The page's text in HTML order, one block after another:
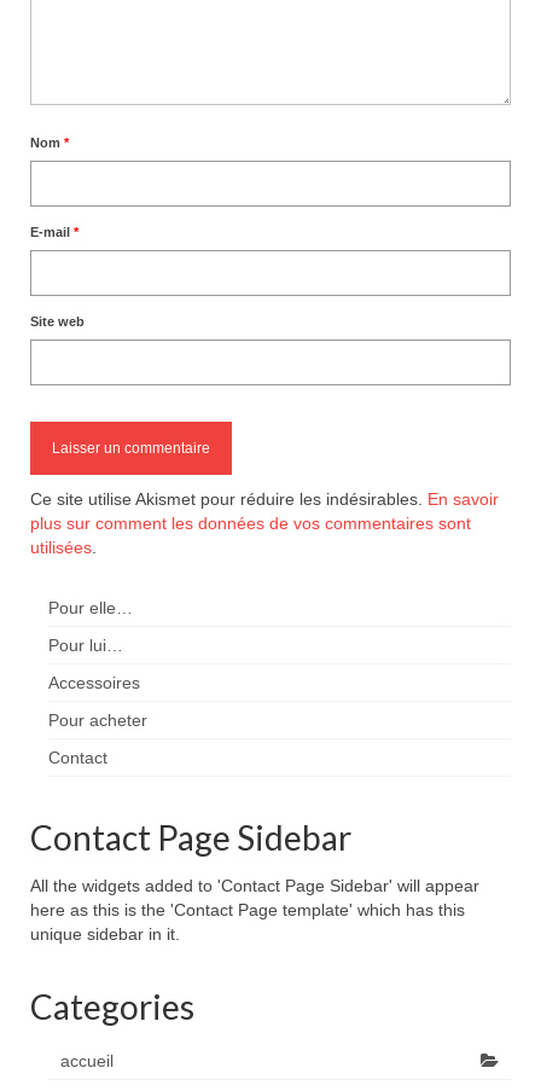
Nom *
E-mail *
Site web
Ce site utilise Akismet pour réduire les indésirables. En savoir
plus sur comment les données de vos commentaires sont
utilisées
Pour elle…
Pour lui…
Accessoires
Pour acheter
Contact
Contact Page Sidebar
All the widgets added to 'Contact Page Sidebar' will appear
here as this is the 'Contact Page template' which has this
unique sidebar in it.
Categories
accueil